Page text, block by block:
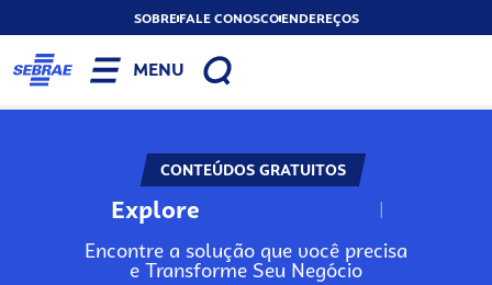
SOBREFALE CONOSCOENDEREÇOS
MENU
CONTEÚDOS GRATUITOS
Explore N
Encontre a solução que você precisa
e Transforme Seu Negócio